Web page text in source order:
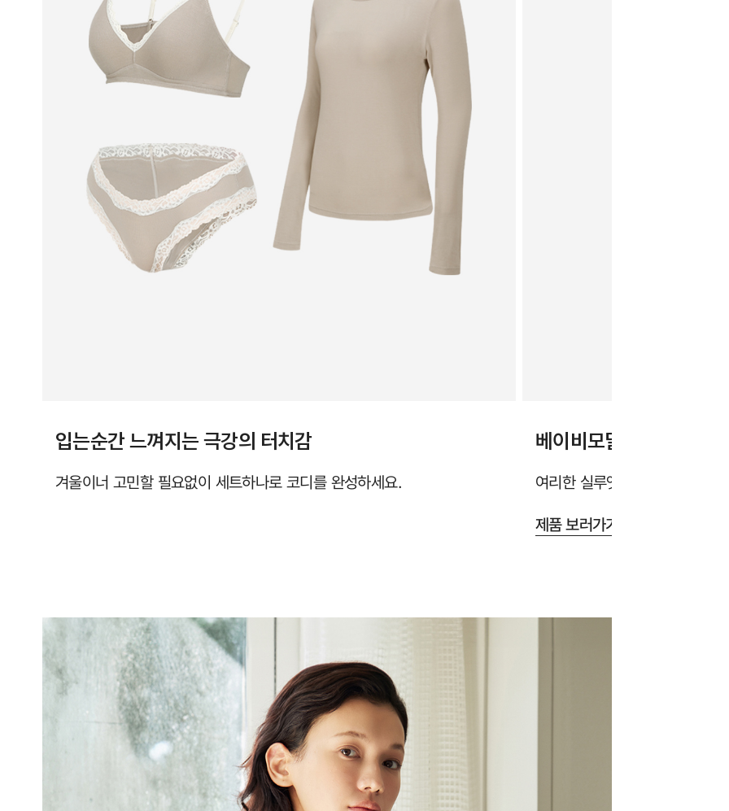
입는순간 느껴지는 극강의 터치감
겨울이너 고민할 필요없이 세트하나로 코디를 완성하세요.
베이비모달 웜 티셔츠
여리한 실루엣으로 단독으로도,
제품 보러가기 >